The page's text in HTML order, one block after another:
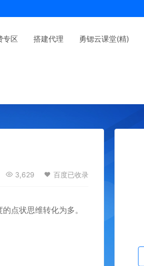
专区 搭建代理 勇锶云课堂(精)
3,629 百度已收录
点状思维转化为多。